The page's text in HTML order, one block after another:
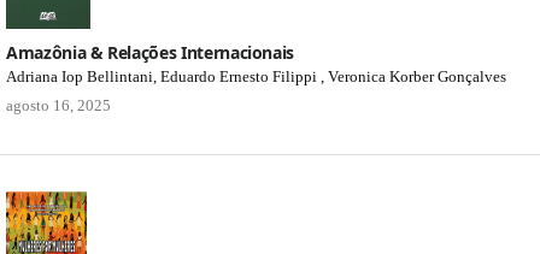
Amazônia & Relações Internacionais
Adriana Iop Bellintani, Eduardo Ernesto Filippi , Veronica Korber Gonçalves
agosto 16, 2025